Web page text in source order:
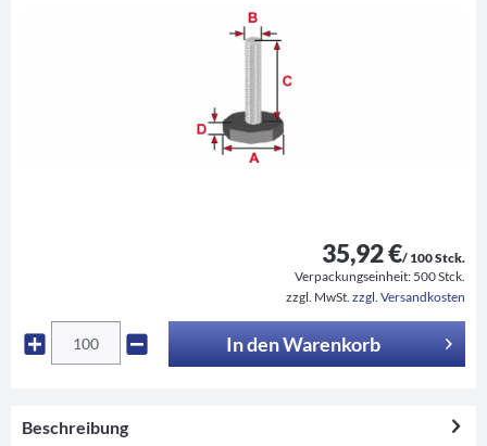
35,92 €/ 100 Stck.
Verpackungseinheit: 500 Stck.
zzgl. MwSt. zzgl. Versandkosten
In denWarenkorb
Beschreibung